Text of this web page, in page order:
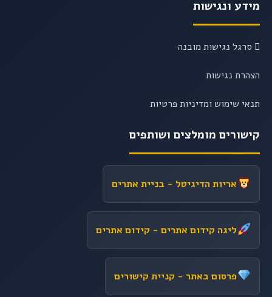
מידע ונגישות
סרגל נגישות מובנה
הצהרת נגישות
תנאי שימוש ומדיניות פרטיות
קישורים מומלצים ושותפים
אריות הדיגיטל - בניית אתרים
ליגה קידום אתרים- קידום אתרים
פרסום באתר- קניית קישורים